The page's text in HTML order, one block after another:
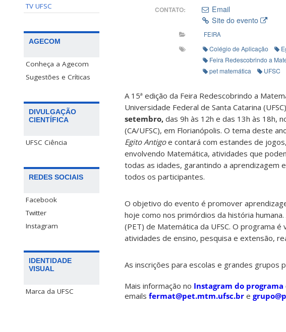
TV UFSC
AGECOM
Conheça a Agecom
Sugestões e Críticas
DIVULGAÇÃO
CIENTÍFICA
UFSC Ciência
REDES SOCIAIS
Facebook
Twitter
Instagram
IDENTIDADE
VISUAL
Marca da UFSC
CONTATO:
Email
Site do evento
FEIRA
Colégio de Aplicação
Feira Redescobrindo a
pet matemática
UFSC
A 15ª edição da Feira Redescobrindo a
Universidade Federal de Santa Catarina
setembro, das 9h às 12h e das 13h às 18h,
(CA/UFSC), em Florianópolis. O tema deste
Egito Antigoe contará com estandes de
envolvendo Matemática, atividades que
todas as idades, garantindo a aprendizagem
todos os participantes.
O objetivo do evento é promover
hoje como nos primórdios da história
(PET) de Matemática da UFSC. O programa
atividades de ensino, pesquisa e extensão,
As inscrições para escolas e grandes grupos
Mais informação no Instagram do programa
emails fermat@pet.mtm.ufsc.br e